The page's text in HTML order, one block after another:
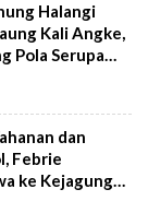
Halangi
Kali Angke,
Pola Serupa
dan
Febrie
ke Kejagung